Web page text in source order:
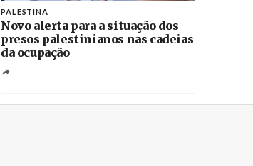
PALESTINA
Novo alerta para a situação dos
presos palestinianos nas cadeias
da ocupação